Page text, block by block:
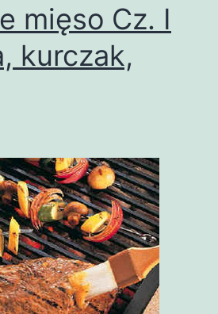
mięso Cz. I
kurczak,